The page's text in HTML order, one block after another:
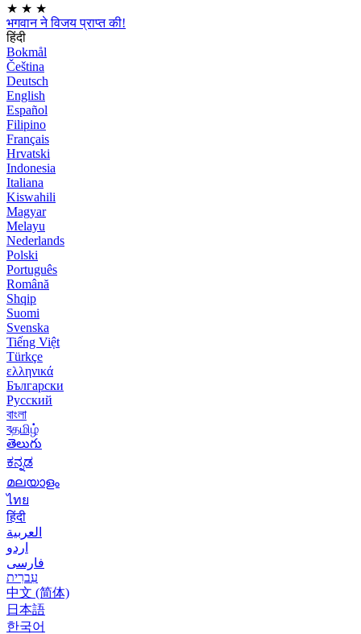
★ ★ ★
भगवान ने विजय प्राप्त की!
हिंदी
Bokmål
Čeština
Deutsch
English
Español
Filipino
Français
Hrvatski
Indonesia
Italiana
Kiswahili
Magyar
Melayu
Nederlands
Polski
Português
Română
Shqip
Suomi
Svenska
Tiếng Việt
Türkçe
ελληνικά
Български
Русский
বাংলা
বதமிழ்
తెలుగు
ಕನ್ನಡ
മലയാളം
ไทย
हिंदी
العربية
اردو
فارسی
עִברִית
中文 (简体)
日本語
한국어